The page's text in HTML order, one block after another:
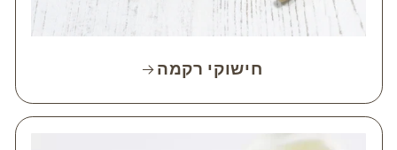
חישוקי רקמה